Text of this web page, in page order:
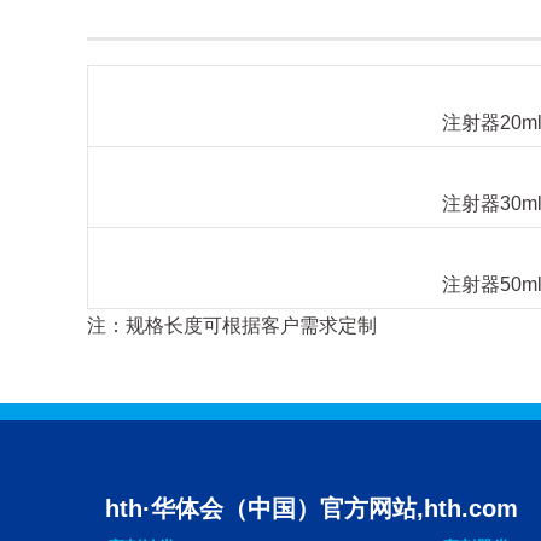
注射器20ml
注射器30ml
注射器50ml
注：规格长度可根据客户需求定制
hth·华体会（中国）官方网站,hth.com